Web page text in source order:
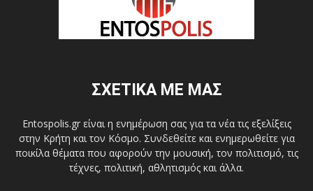
ΣΧΕΤΙΚΑ ΜΕ ΜΑΣ
Entospolis.gr είναι η ενημέρωση σας για τα νέα τις εξελίξεις
στην Κρήτη και τον Κόσμο. Συνδεθείτε και ενημερωθείτε για
ποικίλα θέματα που αφορούν την μουσική, τον πολιτισμό, τις
τέχνες, πολιτική, αθλητισμός και άλλα.